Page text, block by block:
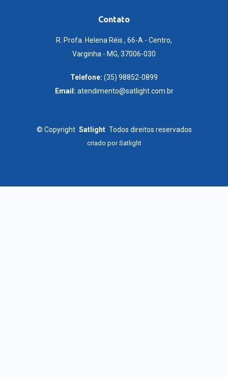
Contato
R. Profa. Helena Réis , 66-A - Centro,
Varginha - MG, 37006-030
Telefone: (35) 98852-0899
Email: atendimento@satlight.com.br
© Copyright Satlight Todos direitos reservados
criado porSatlight